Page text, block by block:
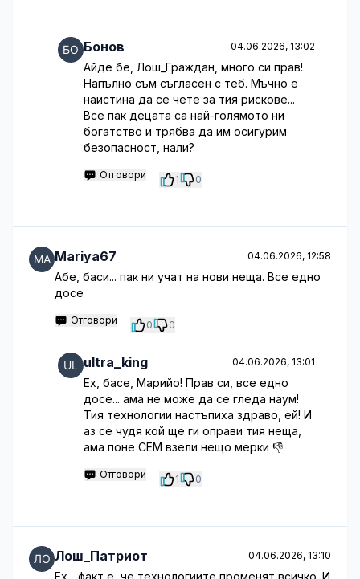
Бонов 04.06.2026, 13:02
Айде бе, Лош_Граждан, много си прав!
Напълно съм съгласен с теб. Мъчно е
наистина да се чете за тия рискове...
Все пак децата са най-голямото ни
богатство и трябва да им осигурим
безопасност, нали?
Отговори 1 0
Mariya67 04.06.2026, 12:58
Абе, баси... пак ни учат на нови неща. Все едно
досе
Отговори 0 0
ultra_king 04.06.2026, 13:01
Ех, басе, Марийо! Прав си, все едно
досе... ама не може да се гледа наум!
Тия технологии настъпиха здраво, ей! И
аз се чудя кой ще ги оправи тия неща,
ама поне СЕМ взели нещо мерки 👎
Отговори 1 0
Лош_Патриот 04.06.2026, 13:10
Ех... факт е, че технологиите променят всичко. И